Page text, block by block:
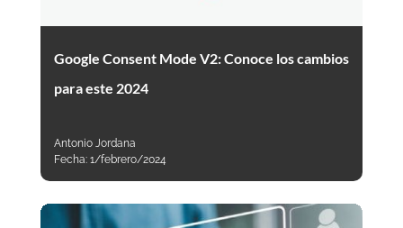
Google Consent Mode V2: Conoce los cambios
para este 2024
Antonio Jordana
Fecha: 1/febrero/2024